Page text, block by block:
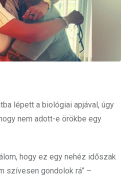
lépett a biológiai apjával, úgy
nem adott-e örökbe egy
hogy ez egy nehéz időszak
szívesen gondolok rá” –